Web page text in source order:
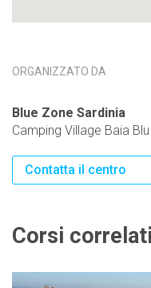
ORGANIZZATO DA
Blue Zone Sardinia
Camping Village Baia
Contatta il centro
Corsi correlati